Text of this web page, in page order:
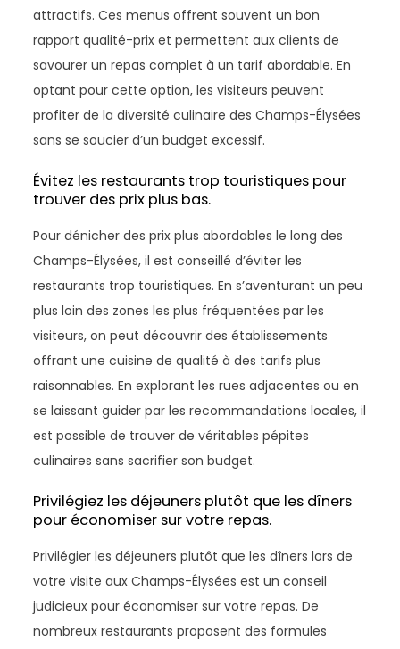
attractifs. Ces menus offrent souvent un bon
rapport qualité-prix et permettent aux clients de
savourer un repas complet à un tarif abordable. En
optant pour cette option, les visiteurs peuvent
profiter de la diversité culinaire des Champs-Élysées
sans se soucier d’un budget excessif.
Évitez les restaurants trop touristiques pour
trouver des prix plus bas.
Pour dénicher des prix plus abordables le long des
Champs-Élysées, il est conseillé d’éviter les
restaurants trop touristiques. En s’aventurant un peu
plus loin des zones les plus fréquentées par les
visiteurs, on peut découvrir des établissements
offrant une cuisine de qualité à des tarifs plus
raisonnables. En explorant les rues adjacentes ou en
se laissant guider par les recommandations locales, il
est possible de trouver de véritables pépites
culinaires sans sacrifier son budget.
Privilégiez les déjeuners plutôt que les dîners
pour économiser sur votre repas.
Privilégier les déjeuners plutôt que les dîners lors de
votre visite aux Champs-Élysées est un conseil
judicieux pour économiser sur votre repas. De
nombreux restaurants proposent des formules